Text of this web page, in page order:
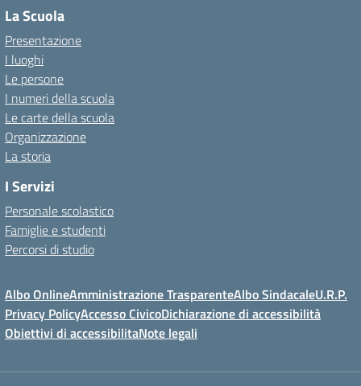
La Scuola
Presentazione
I luoghi
Le persone
I numeri della scuola
Le carte della scuola
Organizzazione
La storia
I Servizi
Personale scolastico
Famiglie e studenti
Percorsi di studio
Albo OnlineAmministrazione TrasparenteAlbo SindacaleU.R.P.
Privacy PolicyAccesso CivicoDichiarazione di accessibilità
Obiettivi di accessibilitaNote legali